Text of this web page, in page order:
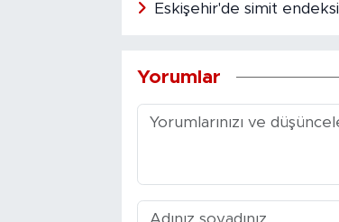
Eskişehir'de simit endeksi
Yorumlar